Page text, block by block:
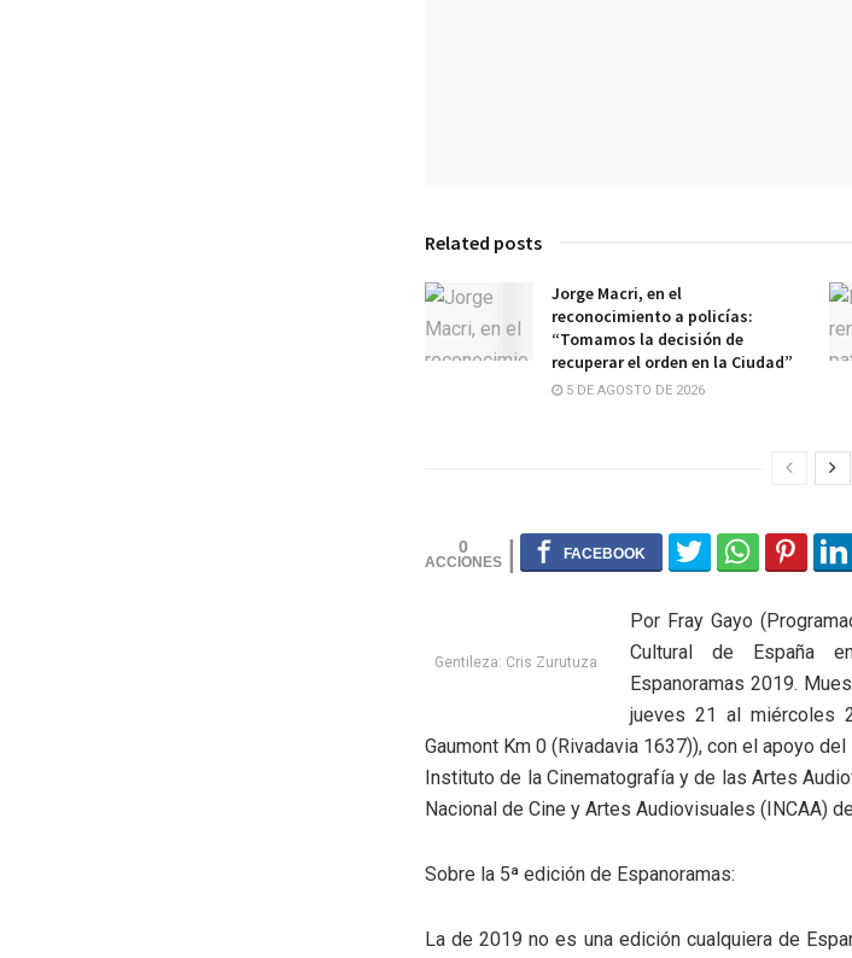
Related posts
Jorge Macri, en el
reconocimiento a policías:
“Tomamos la decisión de
recuperar el orden en la Ciudad”
5 DE AGOSTO DE 2026
0
Gentileza: Cris Zurutuza
Por Fray Gayo
Cultural de España
Espanoramas 2019.
jueves 21 al miércoles
Gaumont Km 0 (Rivadavia 1637)), con el apoyo del
Instituto de la Cinematografía y de las Artes
Nacional de Cine y Artes Audiovisuales (INCAA)
Sobre la 5ª edición de Espanoramas:
La de 2019 no es una edición cualquiera de